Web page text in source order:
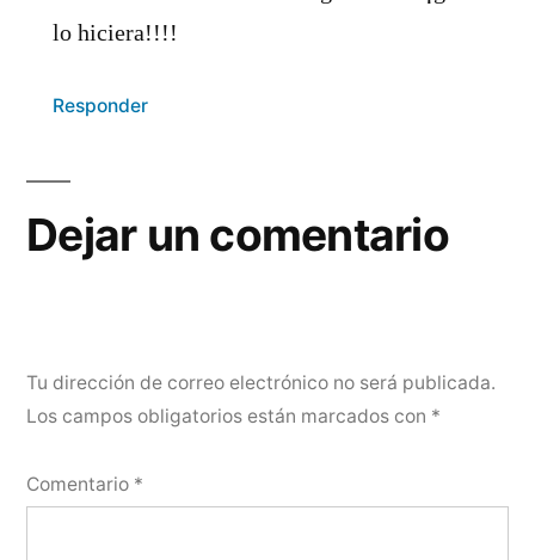
lo hiciera!!!!
Responder
Dejar un comentario
Tu dirección de correo electrónico no será publicada.
Los campos obligatorios están marcados con *
Comentario *